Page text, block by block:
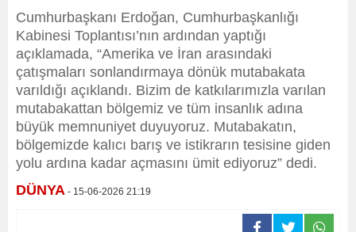
Cumhurbaşkanı Erdoğan, Cumhurbaşkanlığı
Kabinesi Toplantısı’nın ardından yaptığı
açıklamada, “Amerika ve İran arasındaki
çatışmaları sonlandırmaya dönük mutabakata
varıldığı açıklandı. Bizim de katkılarımızla varılan
mutabakattan bölgemiz ve tüm insanlık adına
büyük memnuniyet duyuyoruz. Mutabakatın,
bölgemizde kalıcı barış ve istikrarın tesisine giden
yolu ardına kadar açmasını ümit ediyoruz” dedi.
DÜNYA - 15-06-2026 21:19